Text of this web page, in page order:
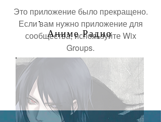
Это приложение было прекращено.
Если вам нужно приложение для
сообщества, используйте Wix
Groups.
Аниме Радио